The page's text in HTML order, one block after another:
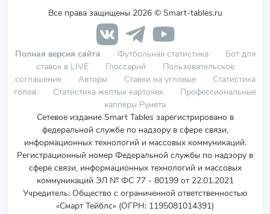
Все права защищены 2026 © Smart-tables.ru
Полная версия сайта Футбольная статистика
Бот для
ставок в LIVE
Глоссарий
Пользовательское
соглашение
Авторы Ставки на угловые
Статистика
голов
Статистика желтых карточек
Профессиональные
капперы Рунета
Сетевое издание Smart Tables зарегистрировано в
федеральной службе по надзору в сфере связи,
информационных технологий и массовых коммуникаций.
Регистрационный номер Федеральной службы по надзору в
сфере связи, информационных технологий и массовых
коммуникаций ЭЛ № ФС 77 - 80199 от 22.01.2021
Учредитель: Общество с ограниченной ответственностью
«Смарт Тейблс» (ОГРН: 1195081014391)